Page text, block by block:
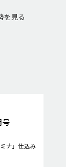
を見る
号
ナ」仕込み